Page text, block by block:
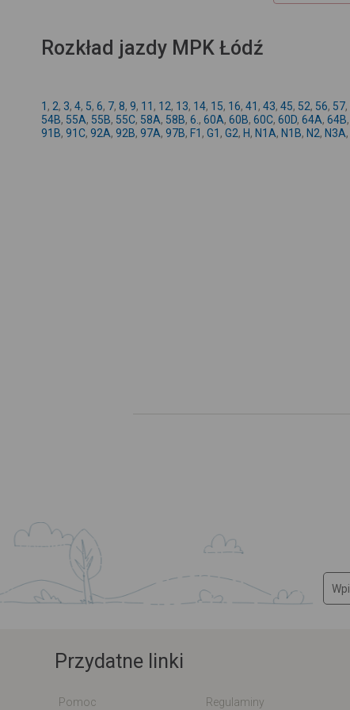
Rozkład jazdy MPK Łódź
1 , 2, 3, 4, 5, 6, 7, 8, 9, 11 , 12, 13, 14, 15, 16, 41 , 43, 45, 52, 56, 57,
54B, 55A, 55B, 55C, 58A, 58B, 6. , 60A, 60B, 60C, 60D, 64A, 64B,
91B, 91C, 92A, 92B, 97A, 97B, F1 , G1 , G2, H, N1A, N1B, N2, N3A,
Przydatne linki
Pomoc Regulaminy